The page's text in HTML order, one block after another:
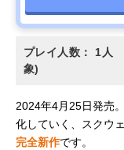
プレイ人数： 1人
象)
2024年4月25日発売
化していく、スクウ
完全新作です。